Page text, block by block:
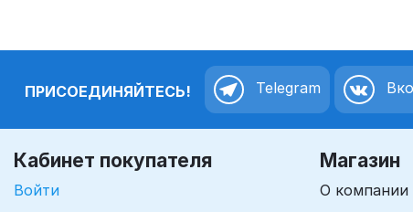
ПРИСОЕДИНЯЙТЕСЬ! Telegram
Кабинет покупателя
Войти
Магазин
О компании